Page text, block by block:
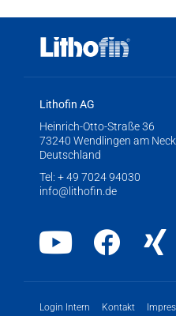
Lithofin AG
Heinrich-Otto-Straße 36
73240 Wendlingen am
Deutschland
Tel: + 49 7024 94030
info@lithofin.de
Youtube
Login Intern Kontakt